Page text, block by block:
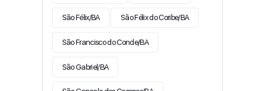
São Félix/BA São Félix do Coribe/BA
São Francisco do Conde/BA
São Gabriel/BA